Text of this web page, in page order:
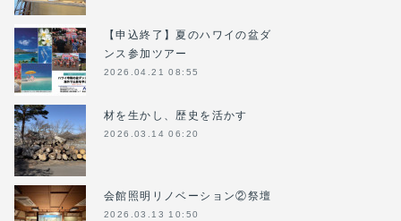
【申込終了】夏のハワイの盆ダ
ンス参加ツアー
2026.04.21 08:55
材を生かし、歴史を活かす
2026.03.14 06:20
会館照明リノベーション②祭壇
2026.03.13 10:50